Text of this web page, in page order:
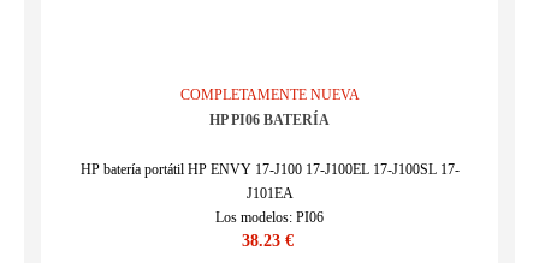
COMPLETAMENTE NUEVA
HP PI06 BATERÍA
HP batería portátil HP ENVY 17-J100 17-J100EL 17-J100SL 17-
J101EA
Los modelos: PI06
SKU : 24BA0327C344
38.23 €